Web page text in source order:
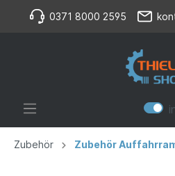
0371 8000 2595
Zubehör Zubehör